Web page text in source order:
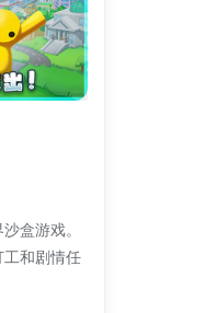
盒游戏。
和剧情任